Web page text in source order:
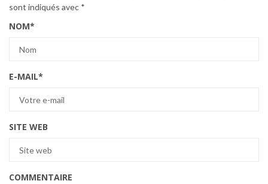
sont indiqués avec *
NOM*
E-MAIL*
SITE WEB
COMMENTAIRE